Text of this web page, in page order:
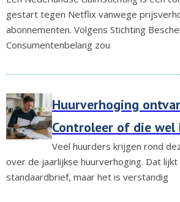
gestart tegen Netflix vanwege
abonnementen. Volgens Stichting
Consumentenbelang zou
Huurverhoging
Controleer of die
Veel huurders krijgen rond
over de jaarlijkse huurverhoging. Dat lijkt
standaardbrief, maar het is verstandig